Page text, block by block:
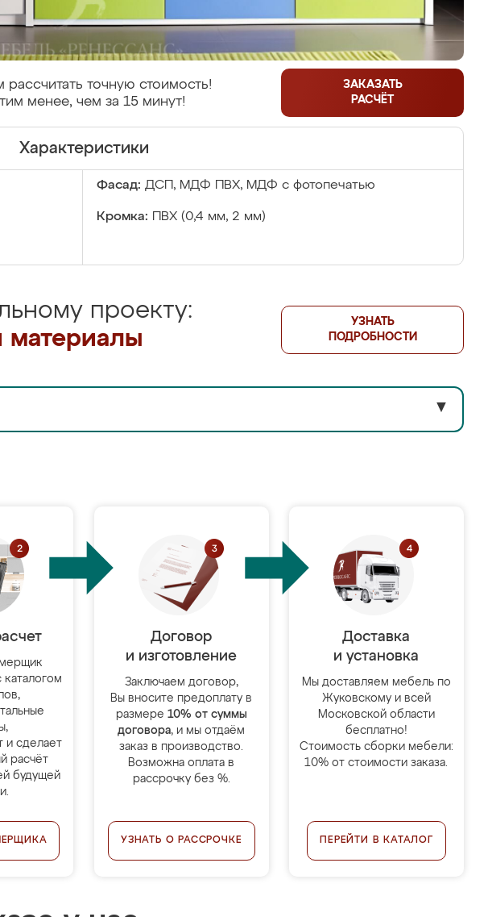
точную стоимость!
менее, чем за 15 минут!
ЗАКАЗАТЬ
РАСЧЁТ
Характеристики
Фасад: ДСП, МДФ ПВХ, МДФ с фотопечатью
Кромка: ПВХ (0,4 мм, 2 мм)
проекту:
материалы
УЗНАТЬ
ПОДРОБНОСТИ
▼
и сделает
расчёт
будущей
Договор
и изготовление
Заключаем договор,
Вы вносите предоплату в
размере 10% от суммы
договора, и мы отдаём
заказ в производство.
Возможна оплата в
рассрочку без %.
УЗНАТЬ О РАССРОЧКЕ
Доставка
и установка
Мы доставляем мебель по
Жуковскому и всей
Московской области
бесплатно!
Стоимость сборки мебели:
10% от стоимости заказа.
ПЕРЕЙТИ В КАТАЛОГ